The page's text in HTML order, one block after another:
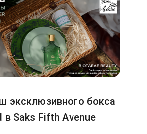
эксклюзивного бокса
в Saks Fifth Avenue